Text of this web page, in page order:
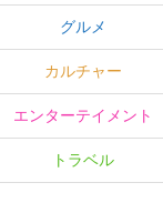
グルメ
カルチャー
エンターテイメント
トラベル